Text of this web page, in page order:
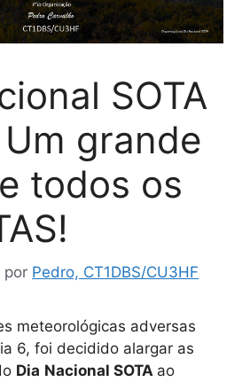
SOTA
grande
todos os
por Pedro, CT1DBS/CU3HF
meteorológicas adversas
6, foi decidido alargar as
Dia Nacional SOTA ao